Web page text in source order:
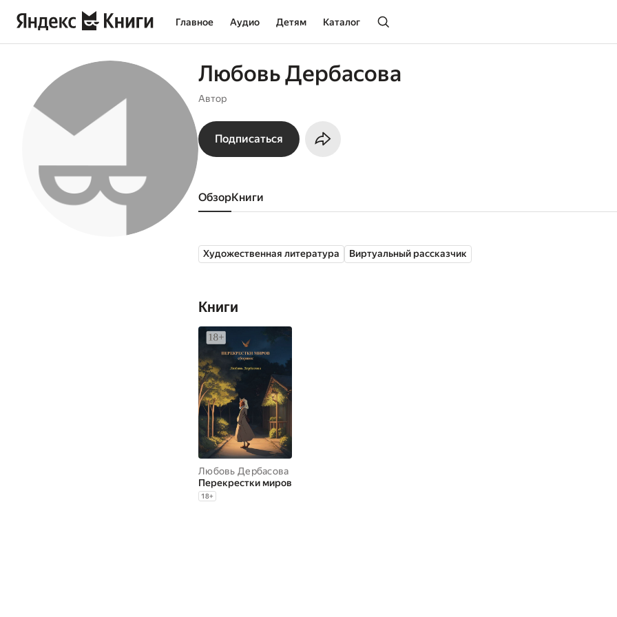
Главное Аудио Детям Каталог
Любовь Дербасова
Автор
Подписаться
Обзор книги
Художественная литература Виртуальный рассказчик
Книги
Любовь Дербасова
Перекрестки миров
18+